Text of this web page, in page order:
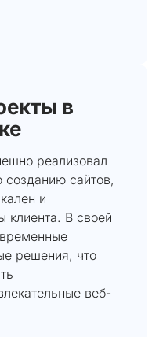
в
реализовал
созданию сайтов,
и
клиента. В своей
решения, что
веб-